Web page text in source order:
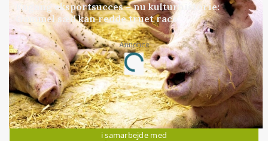
Engang eksportsucces – nu kulturhistorie:
Gammel sæd kan redde truet race
Annonce
Loading...
Jobs
i samarbejde med